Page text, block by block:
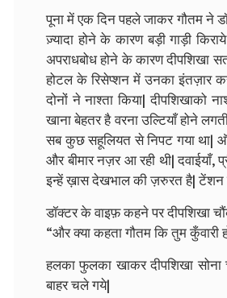
पूना में एक दिन पहले जाकर गौतम ने
ज़्यादा होने के कारण बड़ी गाड़ी
अपराधबोध होने के कारण दीपशिखा
होटल के रिसेप्शन में उनका इंतज़ार
दोनों ने नाश्ता किया| दीपशिखाको
खाना बेहतर है वरना उल्टियाँ होने
सब कुछ सहूलियत से निपट गया था|
और बीमार नज़र आ रही थी|
इन्हें ख़ास देखभाल की ज़रुरत है| टेंशन
डॉक्टर के वाइफ़ कहने पर दीपशिखा
“और क्या कहता गौतम कि तुम कुँवारी
हलका फुलका खाकर दीपशिखा
बाहर चले गये|